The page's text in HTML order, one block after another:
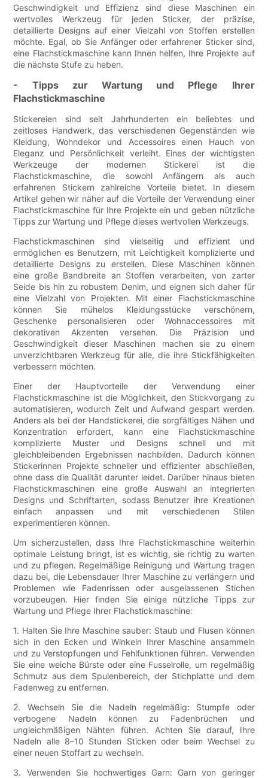
Geschwindigkeit und Effizienz sind diese Maschinen ein
wertvolles Werkzeug für jeden Sticker, der präzise,
detaillierte Designs auf einer Vielzahl von Stoffen erstellen
möchte. Egal, ob Sie Anfänger oder erfahrener Sticker sind,
eine Flachstickmaschine kann Ihnen helfen, Ihre Projekte auf
die nächste Stufe zu heben.
- Tipps zur Wartung und Pflege Ihrer
Flachstickmaschine
Stickereien sind seit Jahrhunderten ein beliebtes und
zeitloses Handwerk, das verschiedenen Gegenständen wie
Kleidung, Wohndekor und Accessoires einen Hauch von
Eleganz und Persönlichkeit verleiht. Eines der wichtigsten
Werkzeuge der modernen Stickerei ist die
Flachstickmaschine, die sowohl Anfängern als auch
erfahrenen Stickern zahlreiche Vorteile bietet. In diesem
Artikel gehen wir näher auf die Vorteile der Verwendung einer
Flachstickmaschine für Ihre Projekte ein und geben nützliche
Tipps zur Wartung und Pflege dieses wertvollen Werkzeugs.
Flachstickmaschinen sind vielseitig und effizient und
ermöglichen es Benutzern, mit Leichtigkeit komplizierte und
detaillierte Designs zu erstellen. Diese Maschinen können
eine große Bandbreite an Stoffen verarbeiten, von zarter
Seide bis hin zu robustem Denim, und eignen sich daher für
eine Vielzahl von Projekten. Mit einer Flachstickmaschine
können Sie mühelos Kleidungsstücke verschönern,
Geschenke personalisieren oder Wohnaccessoires mit
dekorativen Akzenten versehen. Die Präzision und
Geschwindigkeit dieser Maschinen machen sie zu einem
unverzichtbaren Werkzeug für alle, die ihre Stickfähigkeiten
verbessern möchten.
Einer der Hauptvorteile der Verwendung einer
Flachstickmaschine ist die Möglichkeit, den Stickvorgang zu
automatisieren, wodurch Zeit und Aufwand gespart werden.
Anders als bei der Handstickerei, die sorgfältiges Nähen und
Konzentration erfordert, kann eine Flachstickmaschine
komplizierte Muster und Designs schnell und mit
gleichbleibenden Ergebnissen nachbilden. Dadurch können
Stickerinnen Projekte schneller und effizienter abschließen,
ohne dass die Qualität darunter leidet. Darüber hinaus bieten
Flachstickmaschinen eine große Auswahl an integrierten
Designs und Schriftarten, sodass Benutzer ihre Kreationen
einfach anpassen und mit verschiedenen Stilen
experimentieren können.
Um sicherzustellen, dass Ihre Flachstickmaschine weiterhin
optimale Leistung bringt, ist es wichtig, sie richtig zu warten
und zu pflegen. Regelmäßige Reinigung und Wartung tragen
dazu bei, die Lebensdauer Ihrer Maschine zu verlängern und
Problemen wie Fadenrissen oder ausgelassenen Stichen
vorzubeugen. Hier finden Sie einige nützliche Tipps zur
Wartung und Pflege Ihrer Flachstickmaschine:
1. Halten Sie Ihre Maschine sauber: Staub und Flusen können
sich in den Ecken und Winkeln Ihrer Maschine ansammeln
und zu Verstopfungen und Fehlfunktionen führen. Verwenden
Sie eine weiche Bürste oder eine Fusselrolle, um regelmäßig
Schmutz aus dem Spulenbereich, der Stichplatte und dem
Fadenweg zu entfernen.
2. Wechseln Sie die Nadeln regelmäßig: Stumpfe oder
verbogene Nadeln können zu Fadenbrüchen und
ungleichmäßigen Nähten führen. Achten Sie darauf, Ihre
Nadeln alle 8–10 Stunden Sticken oder beim Wechsel zu
einer neuen Stoffart zu wechseln.
3. Verwenden Sie hochwertiges Garn: Garn von geringer